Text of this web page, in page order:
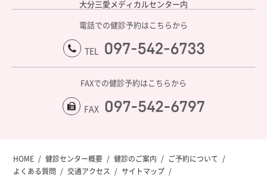
大分三愛メディカルセンター内
電話での健診予約はこちらから
TEL 097-542-6733
FAXでの健診予約はこちらから
FAX
HOME 健診センター概要 健診のご案内
ご予約について
よくある質問
交通アクセス サイトマップ